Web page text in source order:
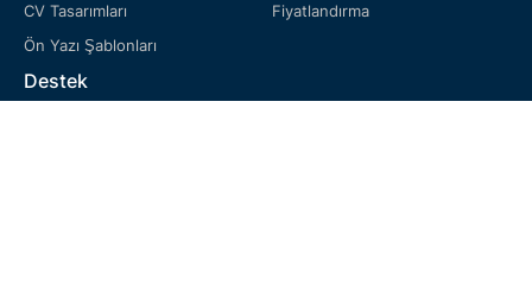
CV Tasarımları
Ön Yazı Şablonları
Fiyatlandırma
Destek